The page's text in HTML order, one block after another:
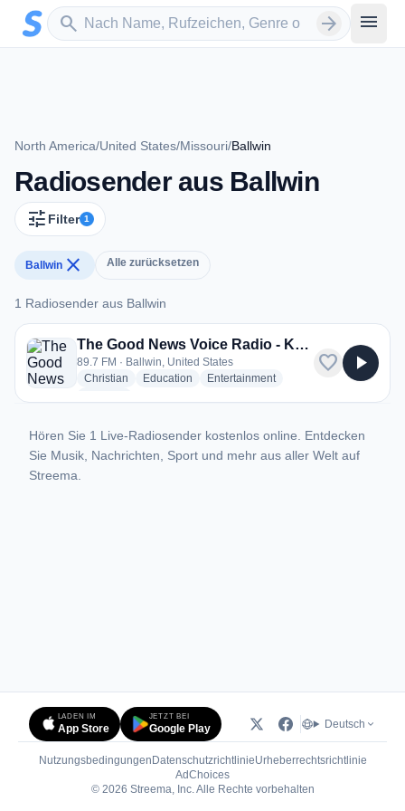
Zum Hauptinhalt springen
search
Sender suchen arrow_forward menu
North America/United States/Missouri/Ballwin
Radiosender aus Ballwin
tune Filter 1
Ballwin close Alle zurücksetzen
1 Radiosender aus Ballwin
1 Radiosender aus Ballwin
The Good News Voice Radio - KGNX
89.7 FM · Ballwin, United States
Christian radio stations
Education radio stations
Entertainmentradio stations
favorite play_arrow
Hören Sie 1 Live-Radiosender kostenlos online. Entdecken
Sie Musik, Nachrichten, Sport und mehr aus aller Welt auf
Streema.
LADEN IM
App Store
JETZT BEI
Google Play Deutsch
Nutzungsbedingungen DatenschutzrichtlinieUrheberrechtsrichtlinie
AdChoices(öffnet in neuem Tab)
© 2026 Streema, Inc. Alle Rechte vorbehalten